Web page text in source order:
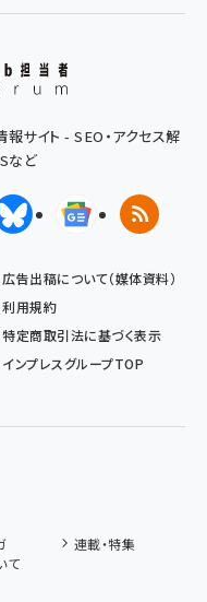
サイト - SEO・アクセス解
など
クス)BlueskyGoogleニュ
RSS
広告出稿について（媒体資料）
利用規約
特定商取引法に基づく表示
インプレスグループTOP
連載・特集
て